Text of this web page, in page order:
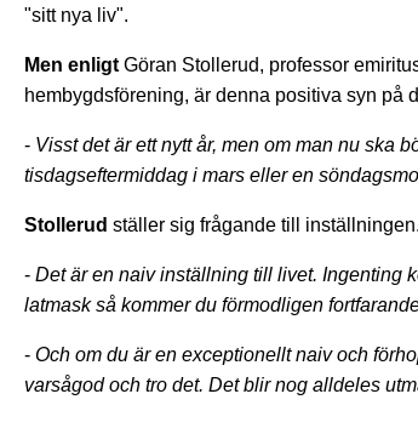
"sitt nya liv".
Men enligt Göran Stollerud, professor
hembygdsförening, är denna positiva syn på
- Visst det är ett nytt år, men om man nu ska
tisdagseftermiddag i mars eller en
Stollerud ställer sig frågande till inställningen.
- Det är en naiv inställning till livet. Ingenting
latmask så kommer du förmodligen
- Och om du är en exceptionellt naiv och
varsågod och tro det. Det blir nog alldeles